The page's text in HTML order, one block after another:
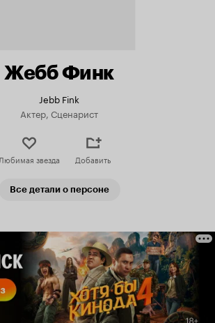
Жебб Финк
Jebb Fink
Актер, Сценарист
Любимая звезда Добавить
Все детали о персоне